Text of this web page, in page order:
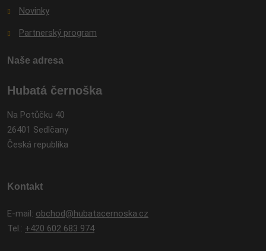
Novinky
Partnerský program
Naše adresa
Hubatá černoška
Na Potůčku 40
26401 Sedlčany
Česká republika
Kontakt
E-mail: obchod@hubatacernoska.cz
Tel.: +420 602 683 974